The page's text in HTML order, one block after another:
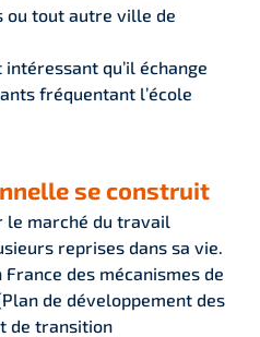
ou tout autre ville de
qu’il échange
fréquentant l’école
se construit
le marché du travail
reprises dans sa vie.
des mécanismes de
de développement des
de transition